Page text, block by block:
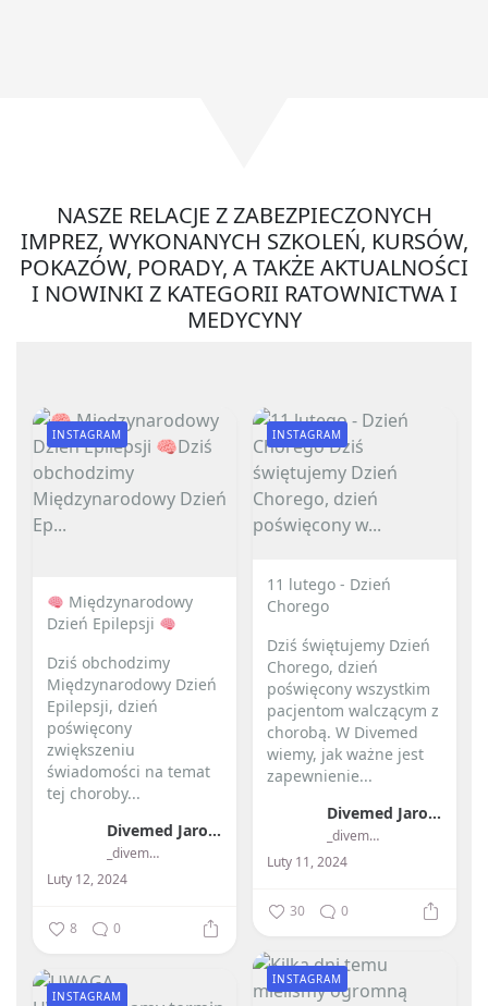
NASZE RELACJE Z ZABEZPIECZONYCH
IMPREZ, WYKONANYCH SZKOLEŃ, KURSÓW,
POKAZÓW, PORADY, A TAKŻE AKTUALNOŚCI
I NOWINKI Z KATEGORII RATOWNICTWA I
MEDYCYNY
Międzynarodowy
Dzień Epilepsji
Dziś obchodzimy
Międzynarodowy Dzień
Epilepsji, dzień
poświęcony
zwiększeniu
świadomości na temat
tej choroby...
Divemed Jarosław Przybylski
_divemed_
Luty 12, 2024
INSTAGRAM
8 0
11 lutego - Dzień
Chorego
Dziś świętujemy Dzień
Chorego, dzień
poświęcony wszystkim
pacjentom walczącym z
chorobą. W Divemed
wiemy, jak ważne jest
zapewnienie...
Divemed Jarosław Przybylski
_divemed_
Luty 11, 2024
INSTAGRAM
30 0
INSTAGRAM
INSTAGRAM